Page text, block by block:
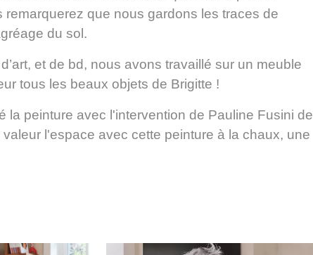
remarquerez que nous gardons les traces de
du sol.
et de bd, nous avons travaillé sur un meuble
tous les beaux objets de Brigitte !
la peinture avec l'intervention de Pauline Fusini de
l'espace avec cette peinture à la chaux, une